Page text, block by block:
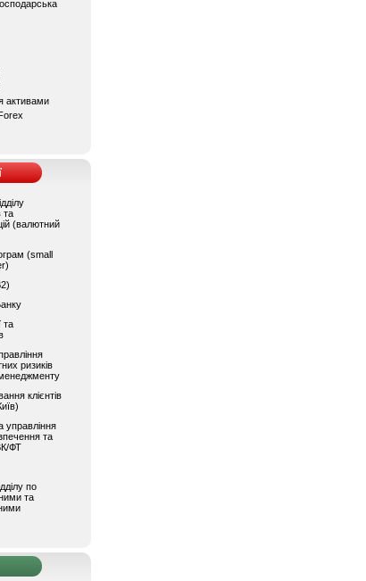
активами
та
(валютний
(small
та
ризиків
клієнтів
управління
та
ФТ
по
та